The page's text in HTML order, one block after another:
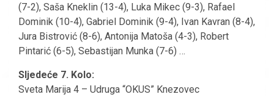
(7-2), Saša Kneklin (13-4), Luka Mikec (9-3), Rafael
Dominik (10-4), Gabriel Dominik (9-4), Ivan Kavran (8-4),
Jura Bistrović (8-6), Antonija Matoša (4-3), Robert
Pintarić (6-5), Sebastijan Munka (7-6) …
Sljedeće 7. Kolo:
Sveta Marija 4 – Udruga “OKUS” Knezovec